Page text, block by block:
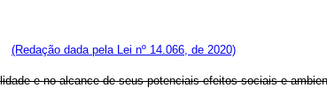
(Redação dada pela Lei nº 14.066, de 2020)
e no alcance de seus potenciais efeitos sociais e